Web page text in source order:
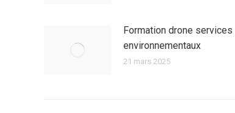
Formation drone services
environnementaux
21 mars 2025